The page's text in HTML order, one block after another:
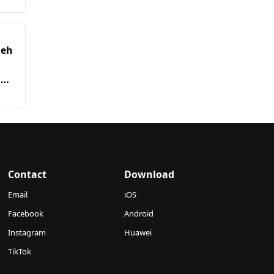
Contact
Email
Facebook
Instagram
TikTok
Download
iOS
Android
Huawei